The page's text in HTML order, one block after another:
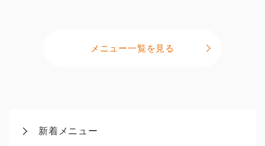
新着メニュー
メニュー一覧を見る